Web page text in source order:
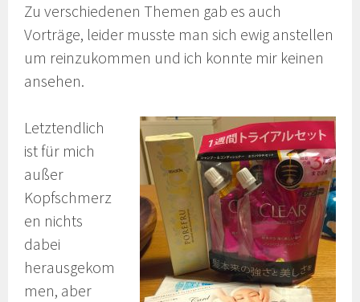
Zu verschiedenen Themen gab es auch
Vorträge, leider musste man sich ewig anstellen
um reinzukommen und ich konnte mir keinen
ansehen.
Letztendlich
ist für mich
außer
Kopfschmerz
en nichts
dabei
herausgekom
men, aber